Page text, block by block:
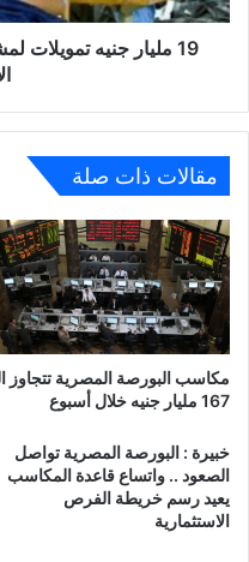
تطوير
الاعمال
19 مليار جنيه
مقالات ذات صلة
مكاسب البورصة المصرية تتجاوز
167 مليار جنيه خلال أسبوع
خبيرة : البورصة المصرية تواصل
الصعود .. واتساع قاعدة المكاسب
يعيد رسم خريطة الفرص
الاستثمارية